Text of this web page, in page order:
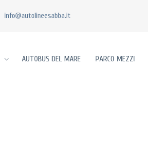
info@autolineesabba.it
AUTOBUS DEL MARE PARCO MEZZI